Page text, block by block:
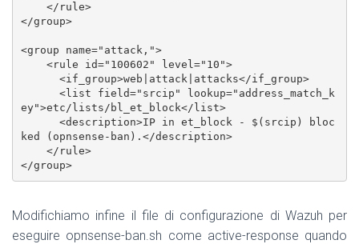
</group>
<group name="attack,">
ey">etc/lists/bl_et_block</list>
ked (opnsense-ban).</description>
</group>
Modifichiamo infine il file di configurazione di Wazuh per
eseguire opnsense-ban.sh come active-response quando